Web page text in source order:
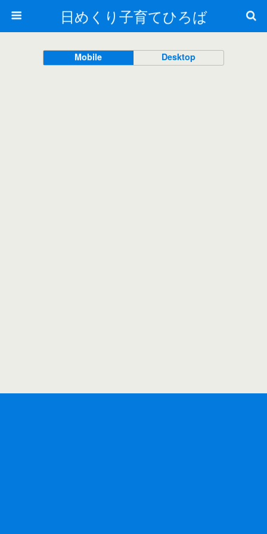
日めくり子育てひろば
Mobile Desktop